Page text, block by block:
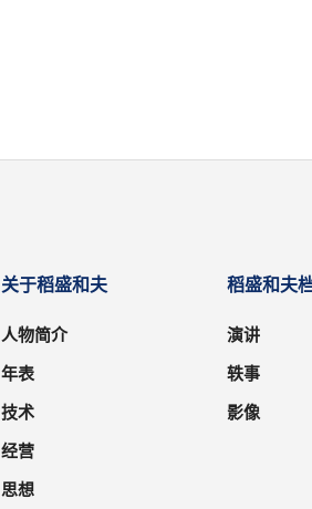
关于稻盛和夫
人物简介
年表
技术
经营
思想
稻盛和夫
演讲
轶事
影像